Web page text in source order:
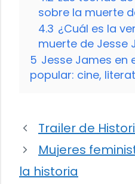
sobre la muerte
4.3 ¿Cuál es la
muerte de Jesse
5 Jesse James en
popular: cine,
Trailer de
Mujeres
la historia